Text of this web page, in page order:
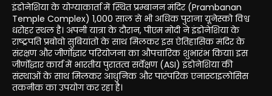
इंडोनेशिया के योग्याकार्ता में स्थित प्रम्बानन मंदिर (Prambanan
Temple Complex) 1,000 साल से भी अधिक पुराना यूनेस्को विश्व
धरोहर स्थल है। अपनी यात्रा के दौरान, पीएम मोदी ने इंडोनेशिया के
राष्ट्रपति प्रबोवो सुबियांतो के साथ मिलकर इस ऐतिहासिक मंदिर के
संरक्षण और जीर्णोद्धार परियोजना का औपचारिक शुभारंभ किया। इस
जीर्णोद्धार कार्य में भारतीय पुरातत्व सर्वेक्षण (ASI) इंडोनेशिया की
संस्थाओं के साथ मिलकर आधुनिक और पारंपरिक एनास्टाइलोसिस
तकनीक का उपयोग कर रहा है।